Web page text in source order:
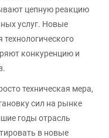
цепную реакцию
услуг. Новые
конкуренцию и
техническая мера,
сил на рынке
годы отрасль
в новые